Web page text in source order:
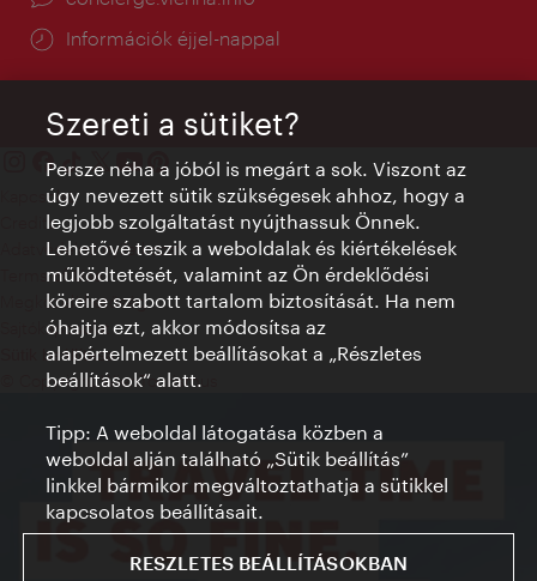
Információk éjjel-nappal
Kapcsolat
Credits
Adatvédelmi nyilatkozat
Terms of Use
Megközelíthetőség
Sajtókapcsolat
Sütik beállítása
© Copyright WienTourismus
Szereti a sütiket?
Persze néha a jóból is megárt a sok. Viszont az
úgy nevezett sütik szükségesek ahhoz, hogy a
legjobb szolgáltatást nyújthassuk Önnek.
Lehetővé teszik a weboldalak és kiértékelések
működtetését, valamint az Ön érdeklődési
köreire szabott tartalom biztosítását. Ha nem
óhajtja ezt, akkor módosítsa az
alapértelmezett beállításokat a „Részletes
beállítások“ alatt.
Tipp: A weboldal látogatása közben a
weboldal alján található „Sütik beállítás”
linkkel bármikor megváltoztathatja a sütikkel
kapcsolatos beállításait.
RESZLETES BEÁLLÍTÁSOKBAN